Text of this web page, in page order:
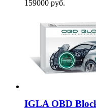
159000 руб.
IGLA OBD